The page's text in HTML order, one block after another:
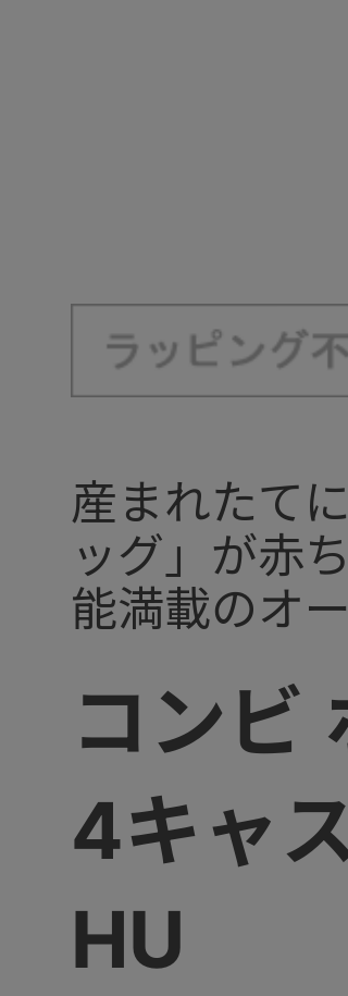
コンビ
4キャ
HU
産まれたて
ッグ」が赤
能満載のオ